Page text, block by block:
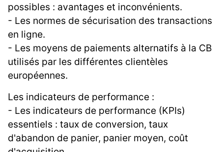
possibles : avantages et inconvénients.
- Les normes de sécurisation des transactions
en ligne.
- Les moyens de paiements alternatifs à la CB
utilisés par les différentes clientèles
européennes.
Les indicateurs de performance :
- Les indicateurs de performance (KPIs)
essentiels : taux de conversion, taux
d'abandon de panier, panier moyen, coût